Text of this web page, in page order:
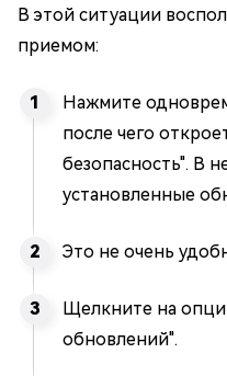
В этой ситуации
приемом:
Нажмите
после чего
безопасность". В
установленные
Это не очень
Щелкните на
обновлений".